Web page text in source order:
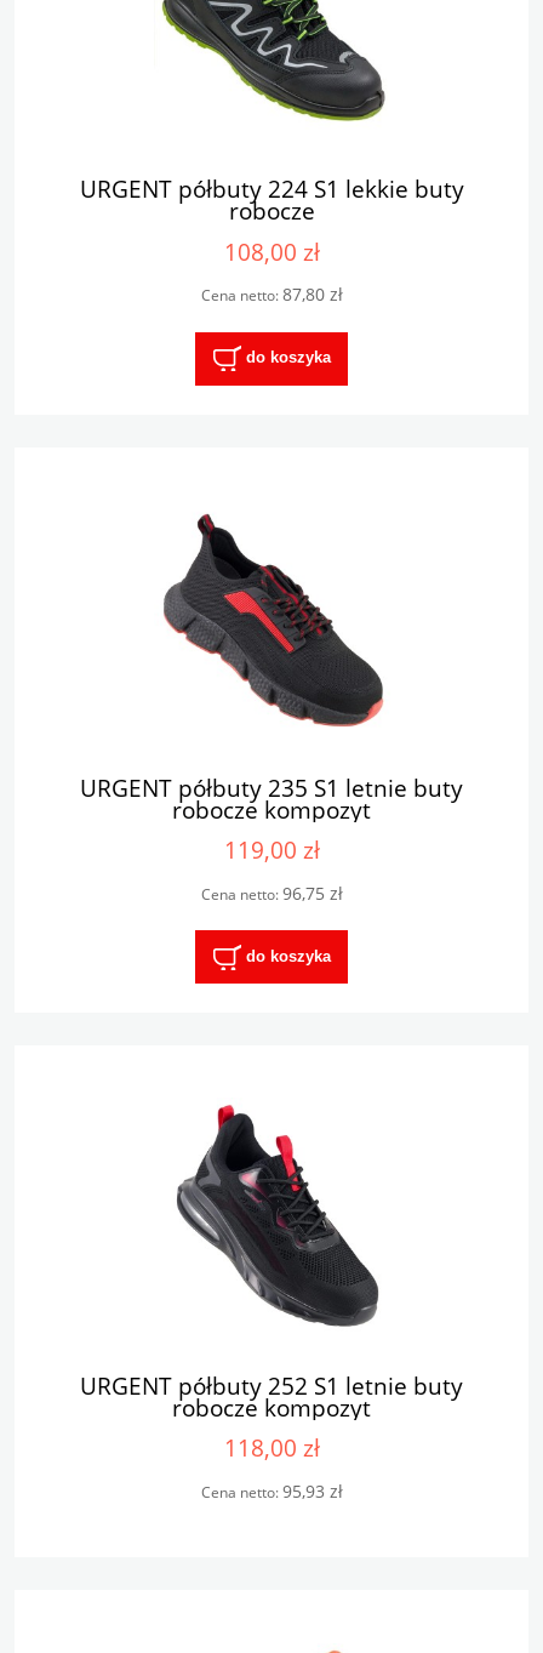
URGENT półbuty 224 S1 lekkie buty
robocze
108,00 zł
Cena netto:87,80 zł
do koszyka
URGENT półbuty 235 S1 letnie buty
robocze kompozyt
119,00 zł
Cena netto:96,75 zł
do koszyka
URGENT półbuty 252 S1 letnie buty
robocze kompozyt
118,00 zł
Cena netto:95,93 zł